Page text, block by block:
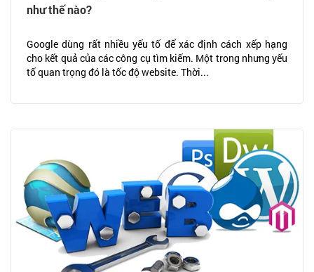
như thế nào?
Google dùng rất nhiều yếu tố để xác định cách xếp hạng
cho kết quả của các công cụ tìm kiếm. Một trong nhưng yếu
tố quan trọng đó là tốc độ website. Thời...